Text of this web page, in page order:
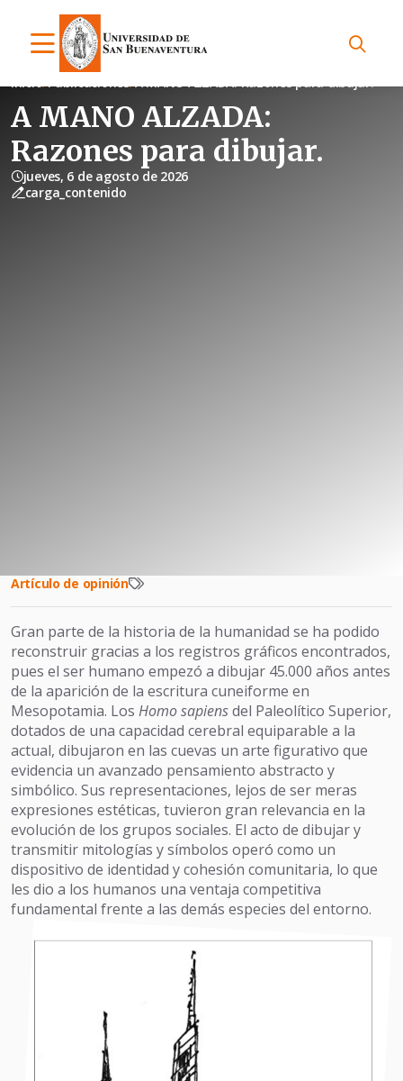
Inicio Publicaciones A MANO ALZADA: Razones para dibujar.
A MANO ALZADA:
Razones para dibujar.
jueves, 6 de agosto de 2026
carga_contenido
Artículo de opinión
Gran parte de la historia de la humanidad se ha podido
reconstruir gracias a los registros gráficos encontrados,
pues el ser humano empezó a dibujar 45.000 años antes
de la aparición de la escritura cuneiforme en
Mesopotamia. Los Homo sapiensdel Paleolítico Superior,
dotados de una capacidad cerebral equiparable a la
actual, dibujaron en las cuevas un arte figurativo que
evidencia un avanzado pensamiento abstracto y
simbólico. Sus representaciones, lejos de ser meras
expresiones estéticas, tuvieron gran relevancia en la
evolución de los grupos sociales. El acto de dibujar y
transmitir mitologías y símbolos operó como un
dispositivo de identidad y cohesión comunitaria, lo que
les dio a los humanos una ventaja competitiva
fundamental frente a las demás especies del entorno.